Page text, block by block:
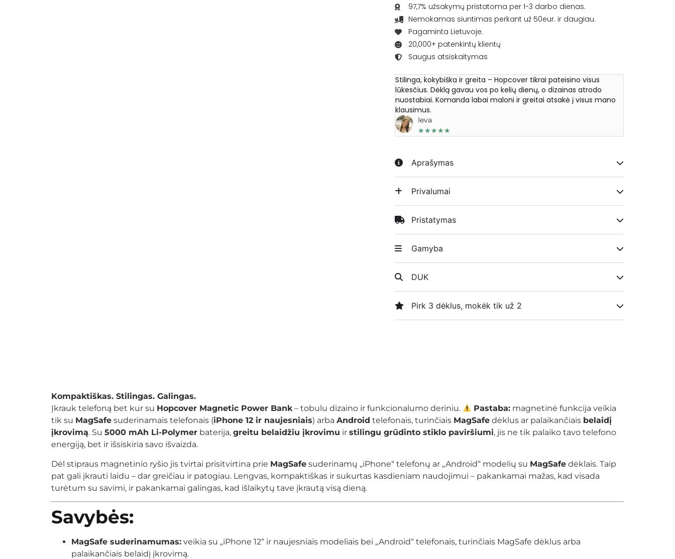
97,7% užsakymų pristatoma per 1-3 darbo dienas.
Nemokamas siuntimas perkant už 50eur. ir daugiau.
Pagaminta Lietuvoje.
20,000+ patenkintų klientų
Saugus atsiskaitymas
Ieva
★★★★★
Stilinga, kokybiška ir greita – Hopcover tikrai pateisino visus
lūkesčius. Dėklą gavau vos po kelių dienų, o dizainas atrodo
nuostabiai. Komanda labai maloni ir greitai atsakė į visus mano
klausimus.
Aprašymas
Privalumai
Pristatymas
Gamyba
DUK
Pirk 3 dėklus, mokėk tik už 2
Kompaktiškas. Stilingas. Galingas.
Įkrauk telefoną bet kur su Hopcover Magnetic Power Bank– tobulu dizaino ir funkcionalumo deriniu. Pastaba: magnetinė funkcija veikia
tik su MagSafe suderinamais telefonais (iPhone 12 ir naujesniais) arba Android telefonais, turinčiais MagSafe dėklus ar palaikančiais belaidį
įkrovimą. Su 5000 mAh Li-Polymer baterija, greitu belaidžiu įkrovimu ir stilingu grūdinto stiklo paviršiumi, jis ne tik palaiko tavo telefono
energiją, bet ir išsiskiria savo išvaizda.
Dėl stipraus magnetinio ryšio jis tvirtai prisitvirtina prie MagSafe suderinamų „iPhone“ telefonų ar „Android“ modelių su MagSafe dėklais. Taip
pat gali įkrauti laidu – dar greičiau ir patogiau. Lengvas, kompaktiškas ir sukurtas kasdieniam naudojimui – pakankamai mažas, kad visada
turėtum su savimi, ir pakankamai galingas, kad išlaikytų tave įkrautą visą dieną.
Savybės:
MagSafe suderinamumas: veikia su „iPhone 12“ ir naujesniais modeliais bei „Android“ telefonais, turinčiais MagSafe dėklus arba
palaikančiais belaidį įkrovimą.